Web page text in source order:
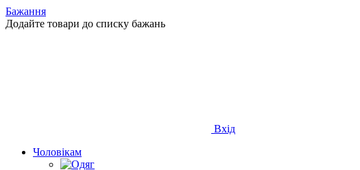
Бажання
Додайте товари до списку бажань
Вхід
Чоловікам